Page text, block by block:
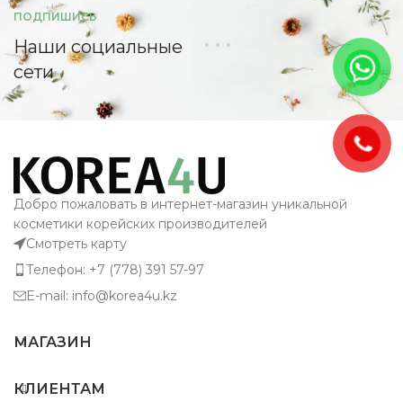
ПОДПИШИСЬ
Наши социальные
сети
Добро пожаловать в интернет-магазин уникальной
косметики корейских производителей
Смотреть карту
Телефон: +7 (778) 391 57-97
E-mail: info@korea4u.kz
МАГАЗИН
КЛИЕНТАМ